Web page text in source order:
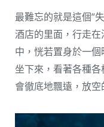
最難忘的就是這個“
酒店的里面，行走
中，恍若置身於一
坐下來，看著各種
會徹底地飄遠，放